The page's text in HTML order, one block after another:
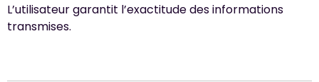
L’utilisateur garantit l’exactitude des informations
transmises.